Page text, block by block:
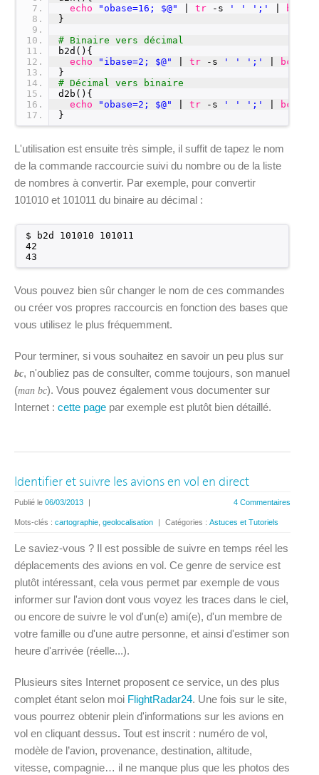
7
8
9
10
11
12
13
14
15
16
17
echo
"obase=16; $@" | tr -s ' ' ';'
bc
}
# Binaire vers décimal
b2d(){
echo
"ibase=2; $@" | tr -s ' ' ';'
bc
}
# Décimal vers binaire
d2b(){
echo
"obase=2; $@" | tr -s ' ' ';'
bc
}
L'utilisation est ensuite très simple, il suffit de tapez le nom
de la commande raccourcie suivi du nombre ou de la liste
de nombres à convertir. Par exemple, pour convertir
101010 et 101011 du binaire au décimal :
$ b2d 101010 101011
42
43
Vous pouvez bien sûr changer le nom de ces commandes
ou créer vos propres raccourcis en fonction des bases que
vous utilisez le plus fréquemment.
Pour terminer, si vous souhaitez en savoir un peu plus sur
bc, n'oubliez pas de consulter, comme toujours, son manuel
(man bc). Vous pouvez également vous documenter sur
Internet : cette page par exemple est plutôt bien détaillé.
Identifier et suivre les avions en vol en direct
4 Commentaires
Publié le 06/03/2013 |
Mots-clés : cartographie geolocalisation | Catégories : Astuces et Tutoriels
Le saviez-vous ? Il est possible de suivre en temps réel les
déplacements des avions en vol. Ce genre de service est
plutôt intéressant, cela vous permet par exemple de vous
informer sur l'avion dont vous voyez les traces dans le ciel,
ou encore de suivre le vol d'un(e) ami(e), d'un membre de
votre famille ou d'une autre personne, et ainsi d'estimer son
heure d'arrivée (réelle...).
Plusieurs sites Internet proposent ce service, un des plus
complet étant selon moi FlightRadar24. Une fois sur le site,
vous pourrez obtenir plein d'informations sur les avions en
vol en cliquant dessus. Tout est inscrit : numéro de vol,
modèle de l’avion, provenance, destination, altitude,
vitesse, compagnie… il ne manque plus que les photos des